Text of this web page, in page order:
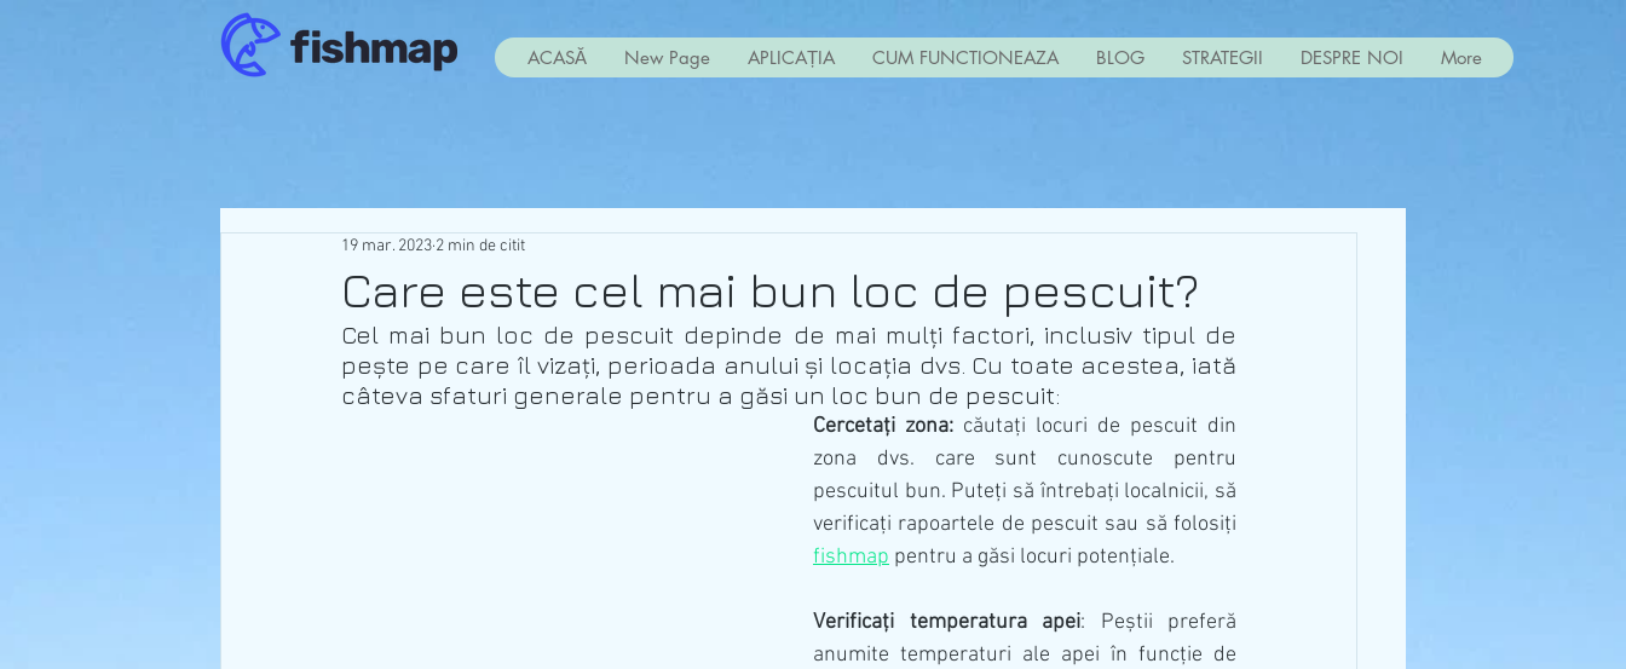
ACASĂ New Page APLICAȚIA CUM FUNCTIONEAZA BLOG STRATEGII DESPRE NOI More
Care este cel mai bun loc de pescuit?
19 mar. 2023 2 min de citit
Cel mai bun loc de pescuit depinde de mai mulți factori, inclusiv tipul de
pește pe care îl vizați, perioada anului și locația dvs. Cu toate acestea, iată
câteva sfaturi generale pentru a găsi un loc bun de pescuit:
Cercetați zona: căutați locuri de pescuit din
zona dvs. care sunt cunoscute pentru
pescuitul bun. Puteți să întrebați localnicii, să
fishmap pentru a găsi locuri potențiale.
Verificați temperatura apei: Peștii preferă
anumite temperaturi ale apei în funcție de